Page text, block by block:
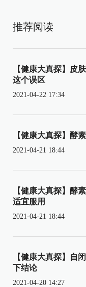
推荐阅读
【健康大真探】皮
这个误区
2021-04-22 17:34
【健康大真探】酵
2021-04-21 18:44
【健康大真探】酵
适宜服用
2021-04-21 18:44
【健康大真探】自
下结论
2021-04-20 14:27